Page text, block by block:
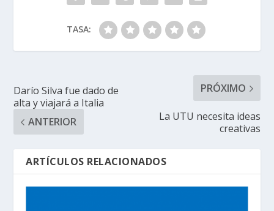
TASA:
Darío Silva fue dado de
alta y viajará a Italia
ANTERIOR
PRÓXIMO
La UTU necesita ideas
creativas
ARTÍCULOS RELACIONADOS